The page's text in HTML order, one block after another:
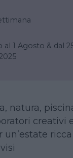
al 1 Agosto & dal
natura,
creativi
un’estate